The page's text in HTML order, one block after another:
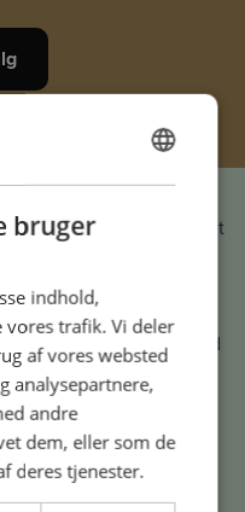
og håndværket
og få det hele serveret ét
om Dansk Gastro Kalv
hvordan du får mest ud
med på vognen.
bruger
indhold,
vores trafik. Vi deler
af vores websted
analysepartnere,
andre
dem, eller som de
deres tjenester.